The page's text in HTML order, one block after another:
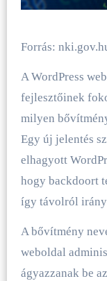
Forrás:
A WordPress
fejlesztőinek
milyen
Egy új jelentés
elhagyott
hogy backdoort
így távolról
A bővítmény
weboldal
ágyazzanak be